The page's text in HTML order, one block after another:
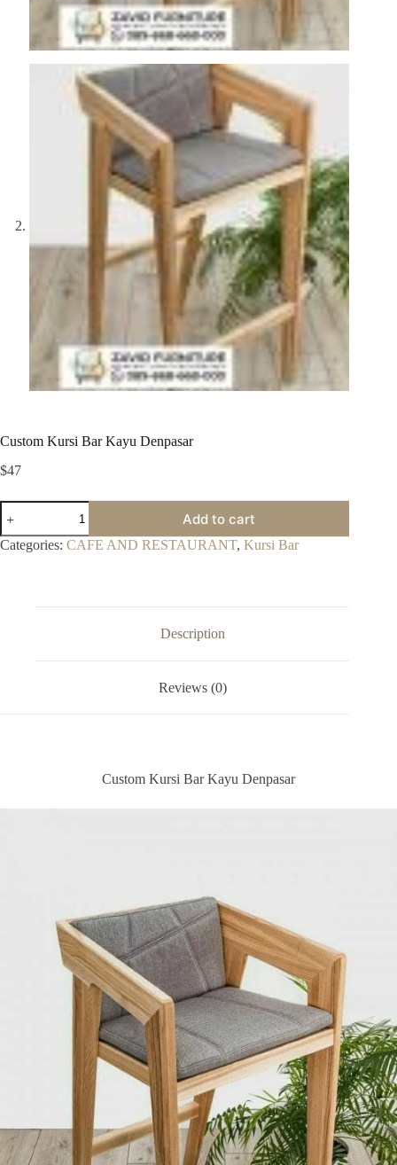
Custom Kursi Bar Kayu Denpasar
$47
Custom
Kursi
Bar
Kayu
Add to cart
Categories: CAFE AND RESTAURANT, Kursi Bar
Description
Reviews (0)
Custom Kursi Bar Kayu Denpasar